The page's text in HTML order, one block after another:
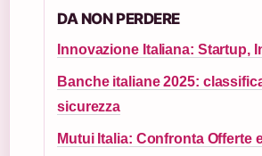
DA NON PERDERE
Innovazione Italiana: Startup,
Banche italiane 2025:
sicurezza
Mutui Italia: Confronta Offerte